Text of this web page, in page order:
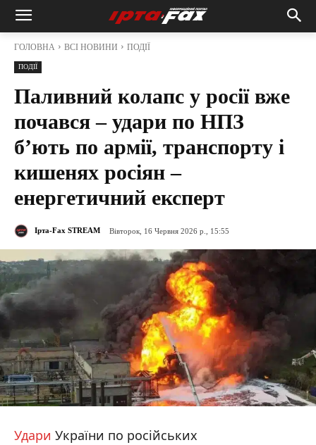
ГОЛОВНА ВСІ НОВИНИ ПОДІЇ
ПОДІЇ
Паливний колапс у росії вже
почався – удари по НПЗ
б’ють по армії, транспорту і
кишенях росіян –
енергетичний експерт
Ірта-Fax STREAM Вівторок, 16 Червня 2026 р., 15:55
Удари України по російських